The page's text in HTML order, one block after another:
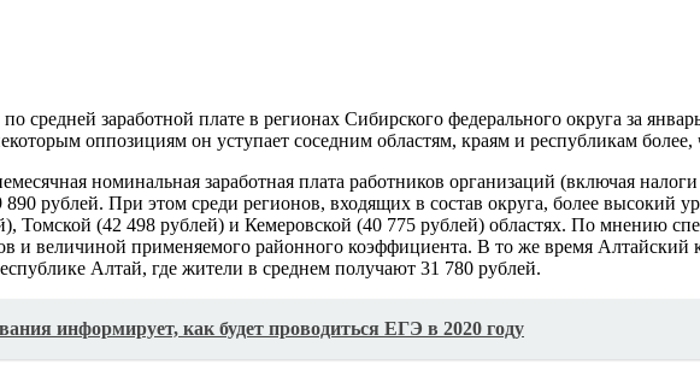
средней заработной плате в регионах Сибирского федерального округа за
оппозициям он уступает соседним областям, краям и республикам более,
номинальная заработная плата работников организаций (включая
рублей. При этом среди регионов, входящих в состав округа, более высокий
Томской (42 498 рублей) и Кемеровской (40 775 рублей) областях. По мнению
и величиной применяемого районного коэффициента. В то же время Алтайский
Алтай, где жители в среднем получают 31 780 рублей.
информирует, как будет проводиться ЕГЭ в 2020 году